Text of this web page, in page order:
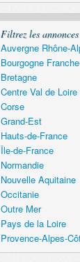
Filtrez les
Auvergne Rhône-
Bourgogne
Bretagne
Centre Val de Loire
Corse
Grand-Est
Hauts-de-France
Île-de-France
Normandie
Nouvelle Aquitaine
Occitanie
Outre Mer
Pays de la Loire
Provence-Alpes-